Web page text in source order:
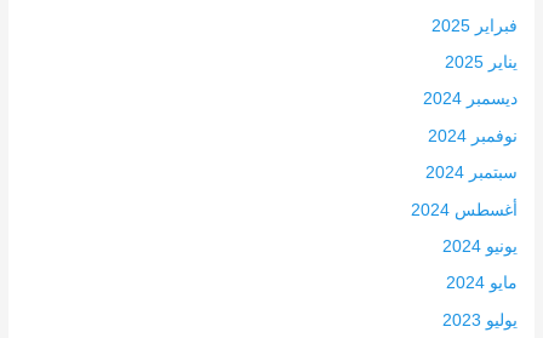
فبراير 2025
يناير 2025
ديسمبر 2024
نوفمبر 2024
سبتمبر 2024
أغسطس 2024
يونيو 2024
مايو 2024
يوليو 2023